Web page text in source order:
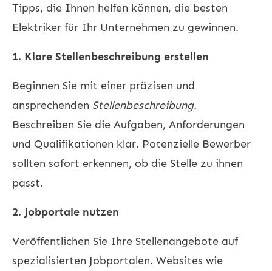
Tipps, die Ihnen helfen können, die besten
Elektriker für Ihr Unternehmen zu gewinnen.
1. Klare Stellenbeschreibung erstellen
Beginnen Sie mit einer präzisen und
ansprechenden Stellenbeschreibung.
Beschreiben Sie die Aufgaben, Anforderungen
und Qualifikationen klar. Potenzielle Bewerber
sollten sofort erkennen, ob die Stelle zu ihnen
passt.
2. Jobportale nutzen
Veröffentlichen Sie Ihre Stellenangebote auf
spezialisierten Jobportalen. Websites wie